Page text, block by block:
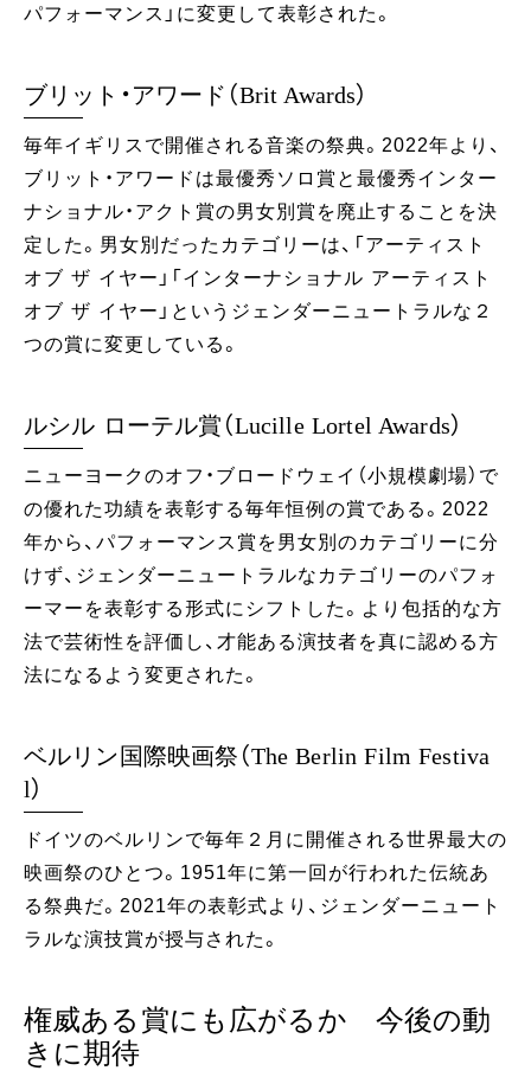
パフォーマンス」に変更して表彰された。
ブリット・アワード（Brit Awards）
毎年イギリスで開催される音楽の祭典。2022年より、
ブリット・アワードは最優秀ソロ賞と最優秀インター
ナショナル・アクト賞の男女別賞を廃止することを決
定した。男女別だったカテゴリーは、「アーティスト
オブ ザ イヤー」「インターナショナル アーティスト
オブ ザ イヤー」というジェンダーニュートラルな２
つの賞に変更している。
ルシル ローテル賞（Lucille Lortel Awards）
ニューヨークのオフ・ブロードウェイ（小規模劇場）で
の優れた功績を表彰する毎年恒例の賞である。2022
年から、パフォーマンス賞を男女別のカテゴリーに分
けず、ジェンダーニュートラルなカテゴリーのパフォ
ーマーを表彰する形式にシフトした。より包括的な方
法で芸術性を評価し、才能ある演技者を真に認める方
法になるよう変更された。
ベルリン国際映画祭（The Berlin Film Festiva
l）
ドイツのベルリンで毎年２月に開催される世界最大の
映画祭のひとつ。1951年に第一回が行われた伝統あ
る祭典だ。2021年の表彰式より、ジェンダーニュート
ラルな演技賞が授与された。
権威ある賞にも広がるか 今後の動
きに期待